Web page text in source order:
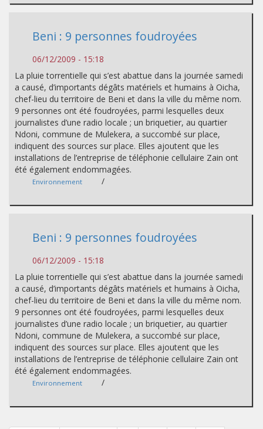
Beni : 9 personnes foudroyées
06/12/2009 - 15:18
La pluie torrentielle qui s’est abattue dans la journée samedi
a causé, d’importants dégâts matériels et humains à Oicha,
chef-lieu du territoire de Beni et dans la ville du même nom.
9 personnes ont été foudroyées, parmi lesquelles deux
journalistes d’une radio locale ; un briquetier, au quartier
Ndoni, commune de Mulekera, a succombé sur place,
indiquent des sources sur place. Elles ajoutent que les
installations de l’entreprise de téléphonie cellulaire Zain ont
été également endommagées.
Environnement /
Beni : 9 personnes foudroyées
06/12/2009 - 15:18
La pluie torrentielle qui s’est abattue dans la journée samedi
a causé, d’importants dégâts matériels et humains à Oicha,
chef-lieu du territoire de Beni et dans la ville du même nom.
9 personnes ont été foudroyées, parmi lesquelles deux
journalistes d’une radio locale ; un briquetier, au quartier
Ndoni, commune de Mulekera, a succombé sur place,
indiquent des sources sur place. Elles ajoutent que les
installations de l’entreprise de téléphonie cellulaire Zain ont
été également endommagées.
Environnement /